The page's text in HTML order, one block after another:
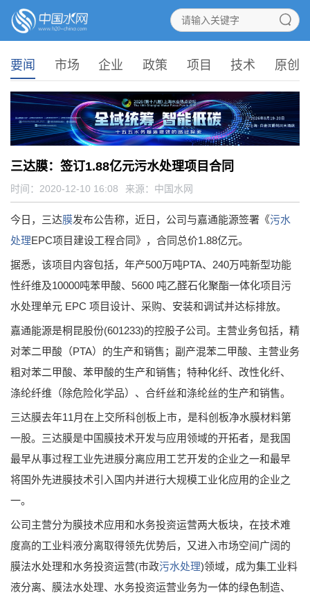
要闻 市场 企业 政策 项目 技术 原创
三达膜：签订1.88亿元污水处理项目合同
时间：2020-12-10 16:08 来源： 中国水网
今日，三达膜发布公告称，近日，公司与嘉通能源签署《污水
处理EPC项目建设工程合同》，合同总价1.88亿元。
据悉，该项目内容包括，年产500万吨PTA、240万吨新型功能
性纤维及10000吨苯甲酸、5600 吨乙醛石化聚酯一体化项目污
水处理单元 EPC 项目设计、采购、安装和调试并达标排放。
嘉通能源是桐昆股份(601233)的控股子公司。主营业务包括，精
对苯二甲酸（PTA）的生产和销售；副产混苯二甲酸、主营业务
粗对苯二甲酸、苯甲酸的生产和销售；特种化纤、改性化纤、
涤纶纤维（除危险化学品）、合纤丝和涤纶丝的生产和销售。
三达膜去年11月在上交所科创板上市，是科创板净水膜材料第
一股。三达膜是中国膜技术开发与应用领域的开拓者，是我国
最早从事过程工业先进膜分离应用工艺开发的企业之一和最早
将国外先进膜技术引入国内并进行大规模工业化应用的企业之
一。
公司主营分为膜技术应用和水务投资运营两大板块，在技术难
度高的工业料液分离取得领先优势后，又进入市场空间广阔的
膜法水处理和水务投资运营(市政污水处理)领域，成为集工业料
液分离、膜法水处理、水务投资运营业务为一体的绿色制造、